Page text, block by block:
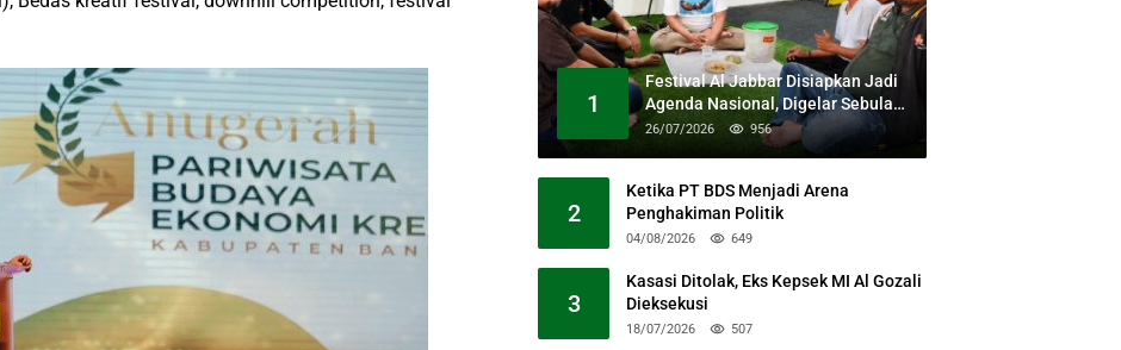
1
Festival Al Jabbar Disiapkan Jadi
Agenda Nasional, Digelar Sebulan
Penuh di Kawasan Masjid Raya Al
26/07/2026 956
2
Ketika PT BDS Menjadi Arena
Penghakiman Politik
04/08/2026 649
3
Kasasi Ditolak, Eks Kepsek MI Al Gozali
Dieksekusi
18/07/2026 507